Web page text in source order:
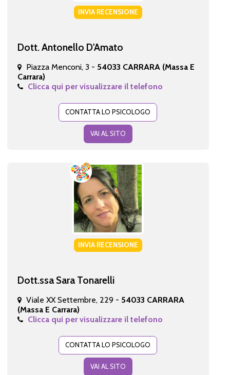
INVIA RECENSIONE
Dott. Antonello D'Amato
Piazza Menconi, 3 - 54033 CARRARA (Massa E
Carrara)
Clicca qui per visualizzare il telefono
CONTATTA LO PSICOLOGO
VAI AL SITO
INVIA RECENSIONE
Dott.ssa Sara Tonarelli
Viale XX Settembre, 229 - 54033 CARRARA
(Massa E Carrara)
Clicca qui per visualizzare il telefono
CONTATTA LO PSICOLOGO
VAI AL SITO